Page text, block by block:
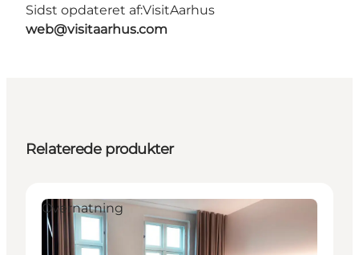
Sidst opdateret af:VisitAarhus
web@visitaarhus.com
Relaterede produkter
Overnatning